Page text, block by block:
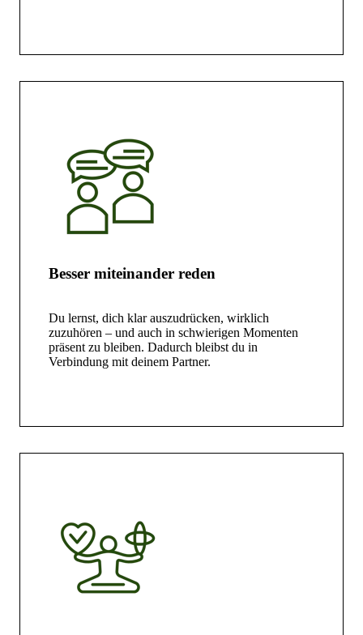
Besser miteinander reden
Du lernst, dich klar auszudrücken, wirklich
zuzuhören – und auch in schwierigen Momenten
präsent zu bleiben. Dadurch bleibst du in
Verbindung mit deinem Partner.